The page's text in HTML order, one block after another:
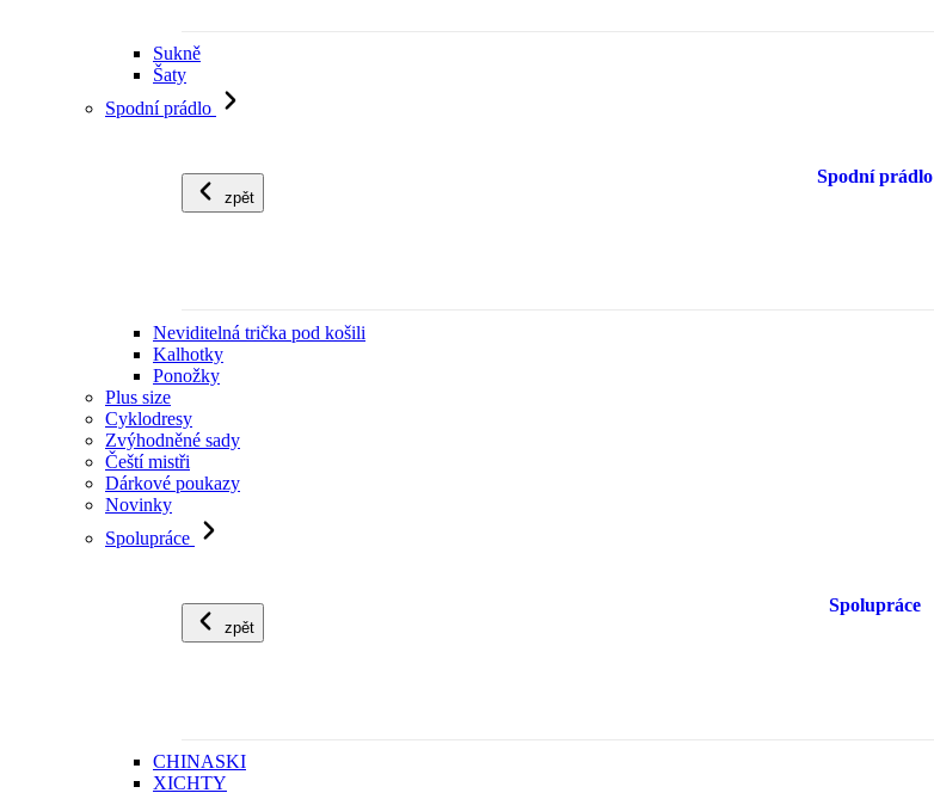
Sukně
Šaty
Spodní prádlo
zpět
Spodní prádlo
Neviditelná trička pod košili
Kalhotky
Ponožky
Plus size
Cyklodresy
Zvýhodněné sady
Čeští mistři
Dárkové poukazy
Novinky
Spolupráce
zpět
Spolupráce
CHINASKI
XICHTY